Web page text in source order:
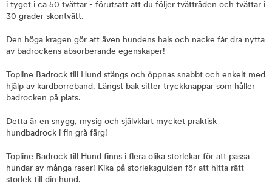
i tyget i ca 50 tvättar - förutsatt att du följer tvättråden och tvättar i
30 grader skontvätt.
Den höga kragen gör att även hundens hals och nacke får dra nytta
av badrockens absorberande egenskaper!
Topline Badrock till Hund stängs och öppnas snabbt och enkelt med
hjälp av kardborreband. Längst bak sitter tryckknappar som håller
badrocken på plats.
Detta är en snygg, mysig och självklart mycket praktisk
hundbadrock i fin grå färg!
Topline Badrock till Hund finns i flera olika storlekar för att passa
hundar av många raser! Kika på storleksguiden för att hitta rätt
storlek till din hund.